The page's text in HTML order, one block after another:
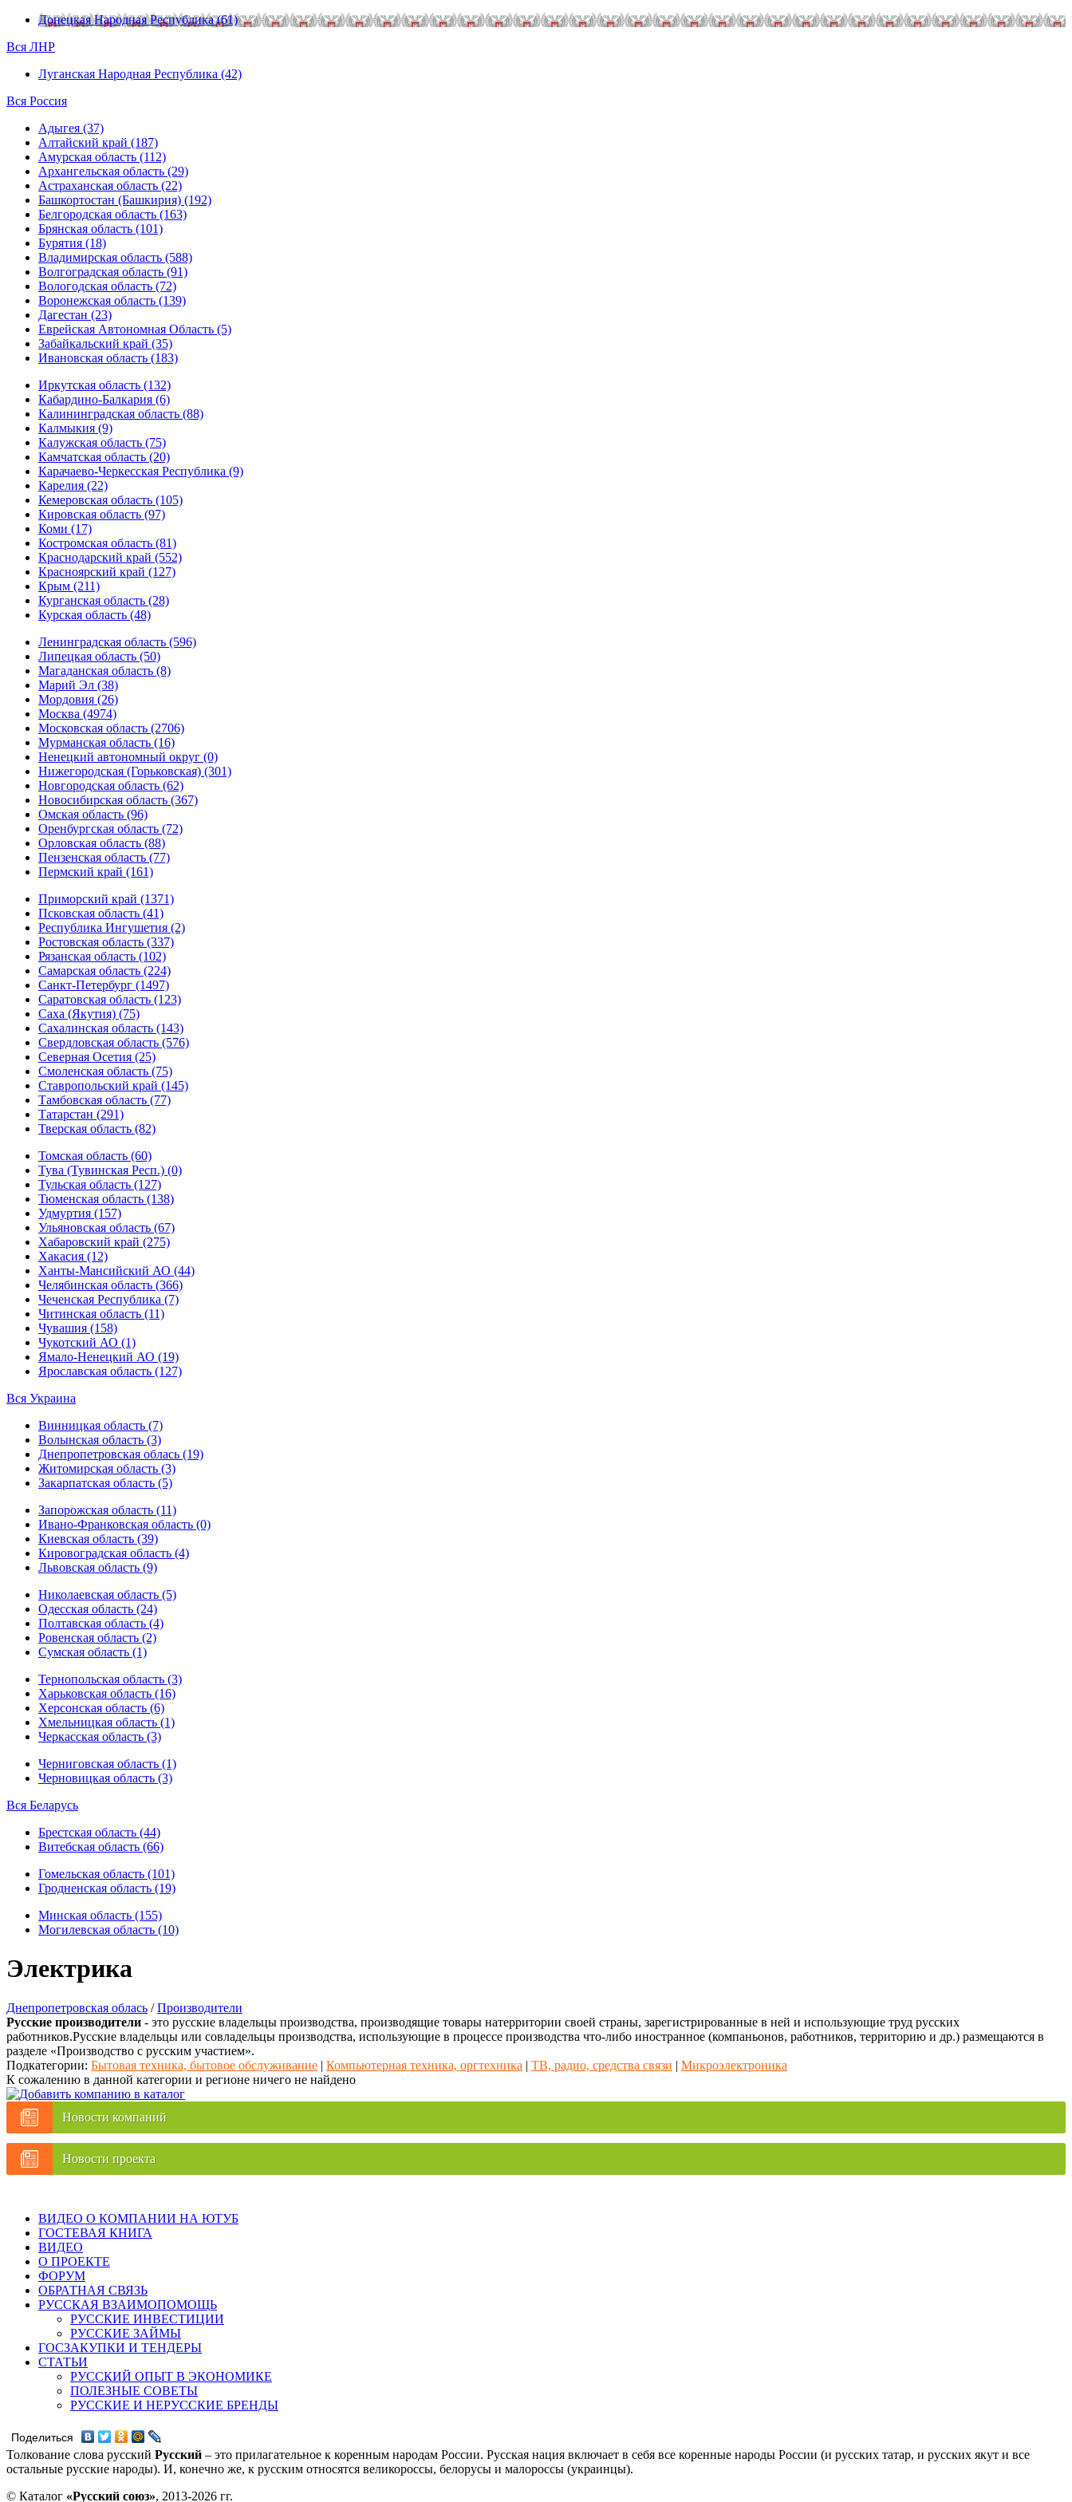
Донецкая Народная Республика (61)
Вся ЛНР
Луганская Народная Республика (42)
Вся Россия
Адыгея (37)
Алтайский край (187)
Амурская область (112)
Архангельская область (29)
Астраханская область (22)
Башкортостан (Башкирия) (192)
Белгородская область (163)
Брянская область (101)
Бурятия (18)
Владимирская область (588)
Волгоградская область (91)
Вологодская область (72)
Воронежская область (139)
Дагестан (23)
Еврейская Автономная Область (5)
Забайкальский край (35)
Ивановская область (183)
Иркутская область (132)
Кабардино-Балкария (6)
Калининградская область (88)
Калмыкия (9)
Калужская область (75)
Камчатская область (20)
Карачаево-Черкесская Республика (9)
Карелия (22)
Кемеровская область (105)
Кировская область (97)
Коми (17)
Костромская область (81)
Краснодарский край (552)
Красноярский край (127)
Крым (211)
Курганская область (28)
Курская область (48)
Ленинградская область (596)
Липецкая область (50)
Магаданская область (8)
Марий Эл (38)
Мордовия (26)
Москва (4974)
Московская область (2706)
Мурманская область (16)
Ненецкий автономный округ (0)
Нижегородская (Горьковская) (301)
Новгородская область (62)
Новосибирская область (367)
Омская область (96)
Оренбургская область (72)
Орловская область (88)
Пензенская область (77)
Пермский край (161)
Приморский край (1371)
Псковская область (41)
Республика Ингушетия (2)
Ростовская область (337)
Рязанская область (102)
Самарская область (224)
Санкт-Петербург (1497)
Саратовская область (123)
Саха (Якутия) (75)
Сахалинская область (143)
Свердловская область (576)
Северная Осетия (25)
Смоленская область (75)
Ставропольский край (145)
Тамбовская область (77)
Татарстан (291)
Тверская область (82)
Томская область (60)
Тува (Тувинская Респ.) (0)
Тульская область (127)
Тюменская область (138)
Удмуртия (157)
Ульяновская область (67)
Хабаровский край (275)
Хакасия (12)
Ханты-Мансийский АО (44)
Челябинская область (366)
Чеченская Республика (7)
Читинская область (11)
Чувашия (158)
Чукотский АО (1)
Ямало-Ненецкий АО (19)
Ярославская область (127)
Вся Украина
Винницкая область (7)
Волынская область (3)
Днепропетровская облась (19)
Житомирская область (3)
Закарпатская область (5)
Запорожская область (11)
Ивано-Франковская область (0)
Киевская область (39)
Кировоградская область (4)
Львовская область (9)
Николаевская область (5)
Одесская область (24)
Полтавская область (4)
Ровенская область (2)
Сумская область (1)
Тернопольская область (3)
Харьковская область (16)
Херсонская область (6)
Хмельницкая область (1)
Черкасская область (3)
Черниговская область (1)
Черновицкая область (3)
Вся Беларусь
Брестская область (44)
Витебская область (66)
Гомельская область (101)
Гродненская область (19)
Минская область (155)
Могилевская область (10)
Электрика
Днепропетровская облась /Производители
Русские производители - это русские владельцы производства, производящие товары натерритории своей страны, зарегистрированные в ней и использующие труд русских
работников.Русские владельцы или совладельцы производства, использующие в процессе производства что-либо иностранное (компаньонов, работников, территорию и др.) размещаются в
разделе «Производство с русским участием».
Подкатегории: Бытовая техника, бытовое обслуживание | Компьютерная техника, оргтехника | ТВ, радио, средства связи | Микроэлектроника
К сожалению в данной категории и регионе ничего не найдено
Новости компаний
Новости проекта
ВИДЕО О КОМПАНИИ НА ЮТУБ
ГОСТЕВАЯ КНИГА
ВИДЕО
О ПРОЕКТЕ
ФОРУМ
ОБРАТНАЯ СВЯЗЬ
РУССКАЯ ВЗАИМОПОМОЩЬ
РУССКИЕ ИНВЕСТИЦИИ
РУССКИЕ ЗАЙМЫ
ГОСЗАКУПКИ И ТЕНДЕРЫ
СТАТЬИ
РУССКИЙ ОПЫТ В ЭКОНОМИКЕ
ПОЛЕЗНЫЕ СОВЕТЫ
РУССКИЕ И НЕРУССКИЕ БРЕНДЫ
Поделиться
Толкование слова русский Русский – это прилагательное к коренным народам России. Русская нация включает в себя все коренные народы России (и русских татар, и русских якут и все
остальные русские народы). И, конечно же, к русским относятся великороссы, белорусы и малороссы (украинцы).
© Каталог «Русский союз», 2013-2026 гг.